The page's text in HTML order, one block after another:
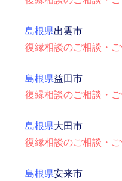
島根県出雲市
復縁相談のご相談・
島根県益田市
復縁相談のご相談・
島根県大田市
復縁相談のご相談・
島根県安来市